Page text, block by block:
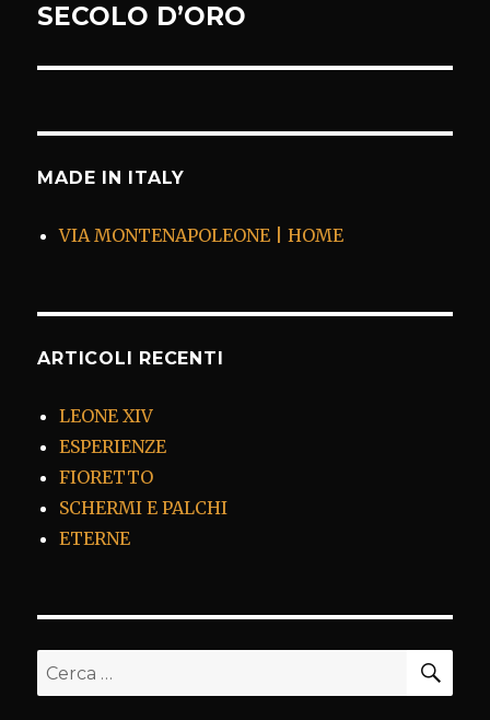
Articolo
SECOLO D’ORO
MADE IN ITALY
VIA MONTENAPOLEONE | HOME
ARTICOLI RECENTI
LEONE XIV
ESPERIENZE
FIORETTO
SCHERMI E PALCHI
ETERNE
Cerca: